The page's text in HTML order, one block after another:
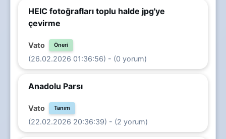
HEIC fotoğrafları toplu halde jpg'ye
çevirme
Vato Öneri
(26.02.2026 01:36:56) - (0 yorum)
Anadolu Parsı
Vato Tanım
(22.02.2026 20:36:39) - (2 yorum)